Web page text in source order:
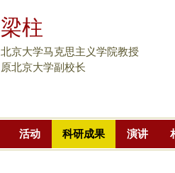
主
梁柱
北京大学马克思主义学院教授
原北京大学副校长
活动 科研成果 演讲